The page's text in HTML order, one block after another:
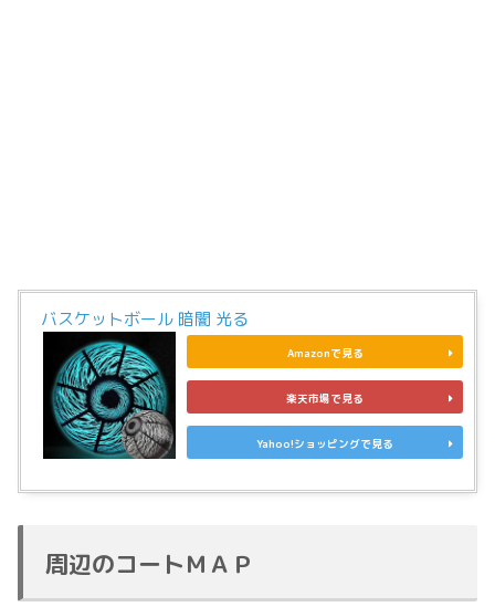
バスケットボール 暗闇 光る
Amazonで見る
楽天市場で見る
Yahoo!ショッピングで見る
周辺のコートＭＡＰ